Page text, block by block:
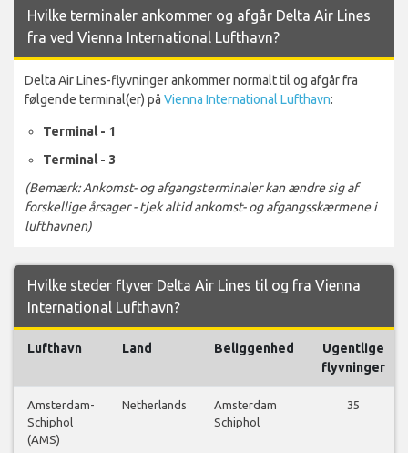
Hvilke terminaler ankommer og afgår Delta Air Lines
fra ved Vienna International Lufthavn?
Delta Air Lines-flyvninger ankommer normalt til og afgår fra
følgende terminal(er) på Vienna International Lufthavn:
Terminal - 1
Terminal - 3
(Bemærk: Ankomst- og afgangsterminaler kan ændre sig af
forskellige årsager - tjek altid ankomst- og afgangsskærmene i
lufthavnen)
Hvilke steder flyver Delta Air Lines til og fra Vienna
International Lufthavn?
Lufthavn Land Beliggenhed
Ugentlige
flyvninger
Amsterdam-
Schiphol
(AMS)
Netherlands
Amsterdam
Schiphol
35